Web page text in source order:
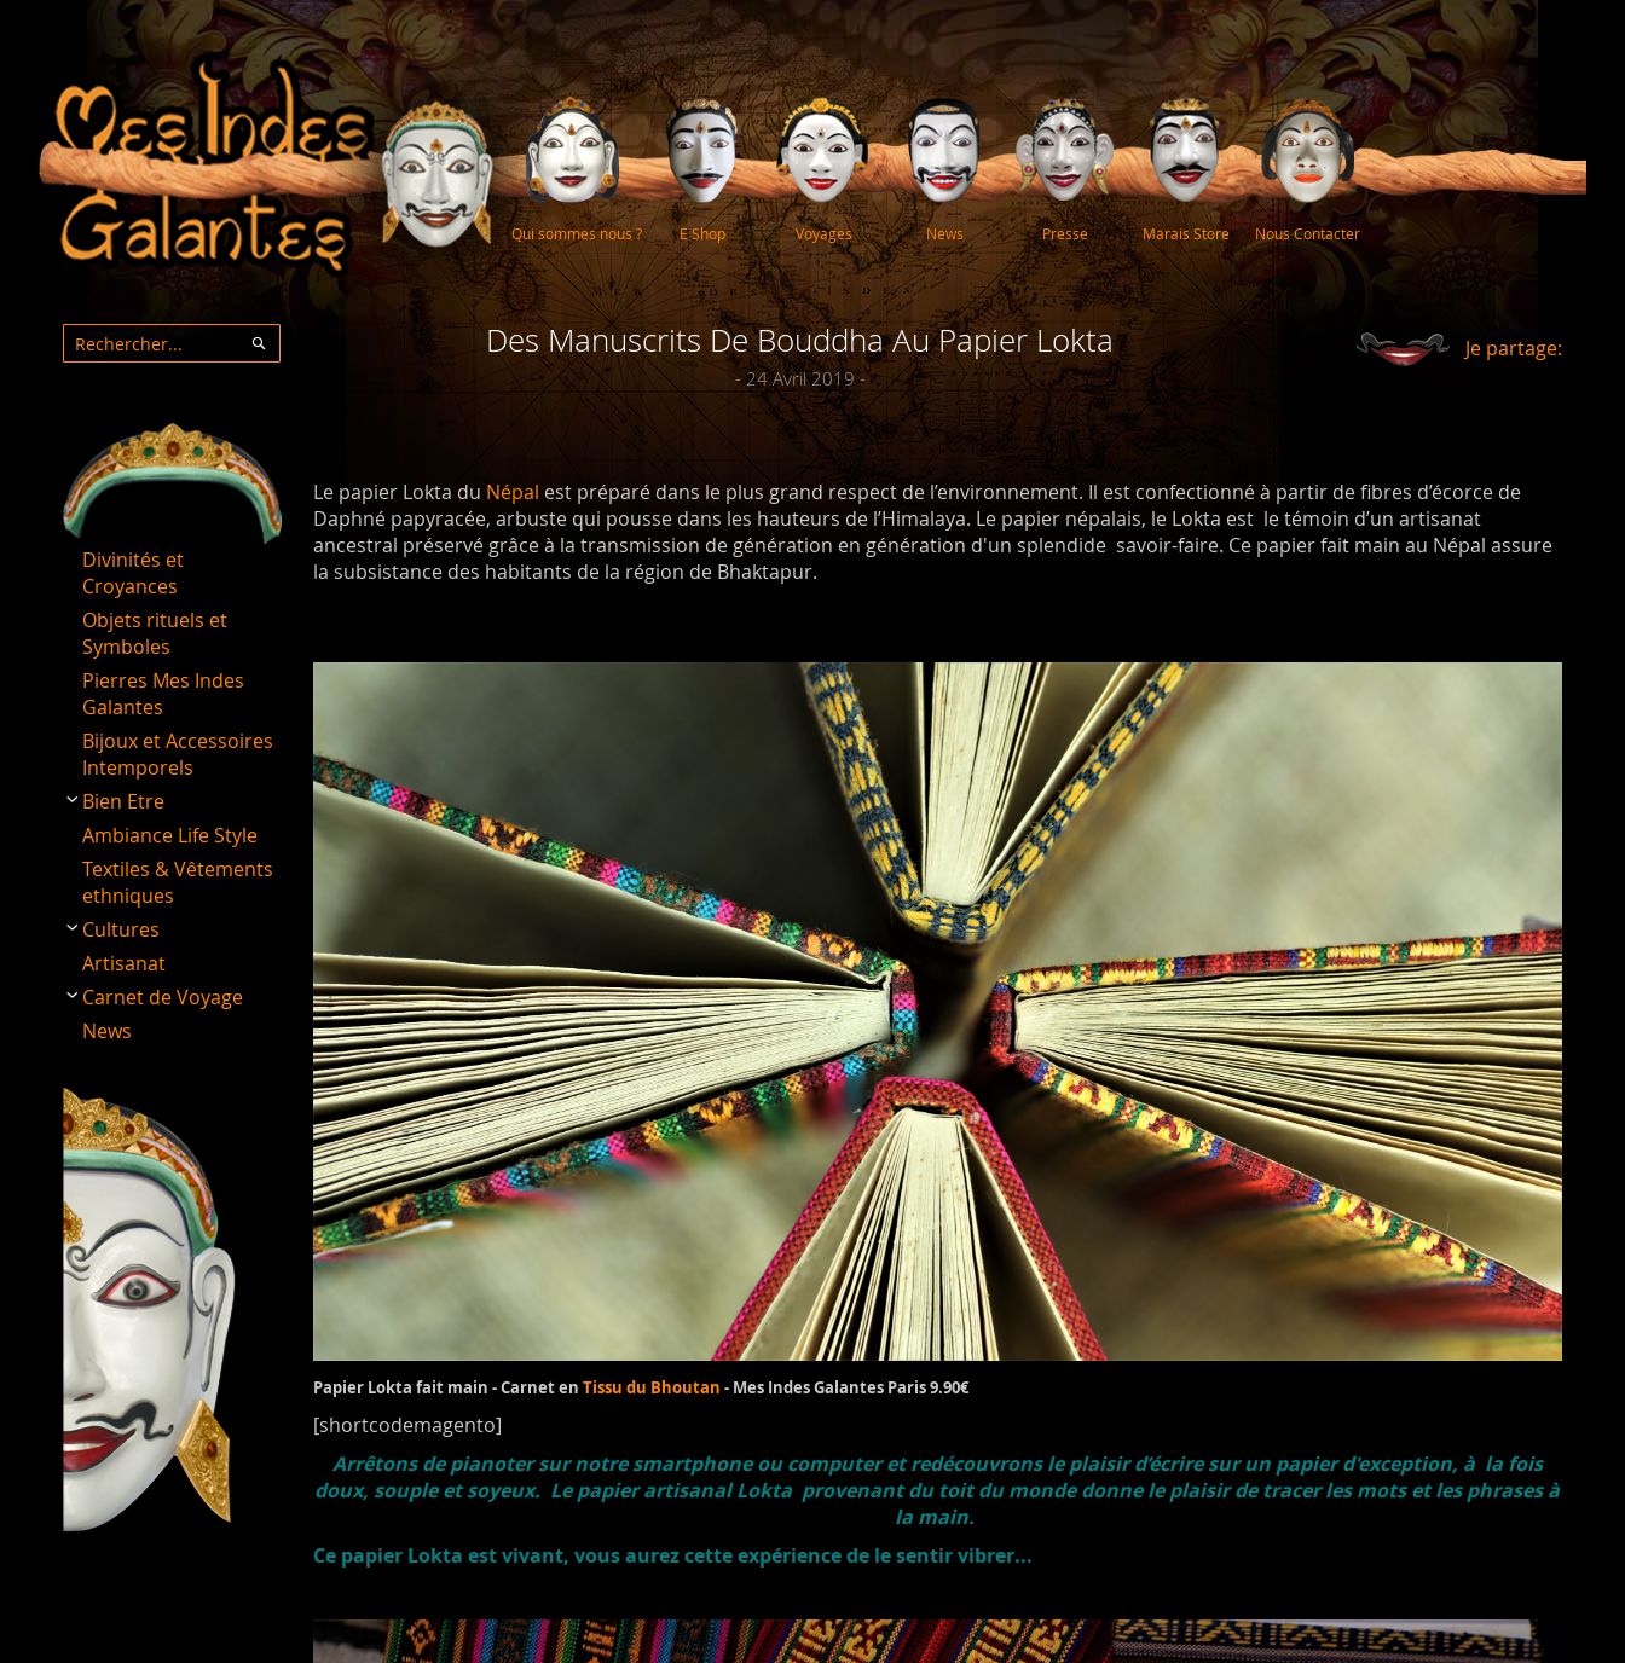
Qui sommes nous ? E Shop Voyages News Presse Marais Store Nous Contacter
Des Manuscrits De Bouddha Au Papier Lokta
- 24 Avril 2019 -
Je partage:
Le papier Lokta du Népal est préparé dans le plus grand respect de l’environnement. Il est confectionné à partir de fibres d’écorce de
Daphné papyracée, arbuste qui pousse dans les hauteurs de l’Himalaya. Le papier népalais, le Lokta est le témoin d’un artisanat
ancestral préservé grâce à la transmission de génération en génération d'un splendide savoir-faire. Ce papier fait main au Népal assure
la subsistance des habitants de la région de Bhaktapur.
PapierLokta fait main - Carnet en Tissu du Bhoutan - Mes Indes Galantes Paris 9.90€
[shortcodemagento]
Arrêtons de pianoter sur notre smartphone ou computer et redécouvrons le plaisir d’écrire sur un papier d'exception, à la fois
doux, souple et soyeux. Le papier artisanal Lokta provenant du toit du monde donne le plaisir de tracer les mots et les phrases à
la main.
Ce papier Lokta est vivant, vous aurez cette expérience de le sentir vibrer...
Rechercher
Divinités et
Croyances
Objets rituels et
Symboles
Pierres Mes Indes
Galantes
Bijoux et Accessoires
Intemporels
Bien Etre
Ambiance Life Style
Textiles & Vêtements
ethniques
Cultures
Artisanat
Carnet de Voyage
News